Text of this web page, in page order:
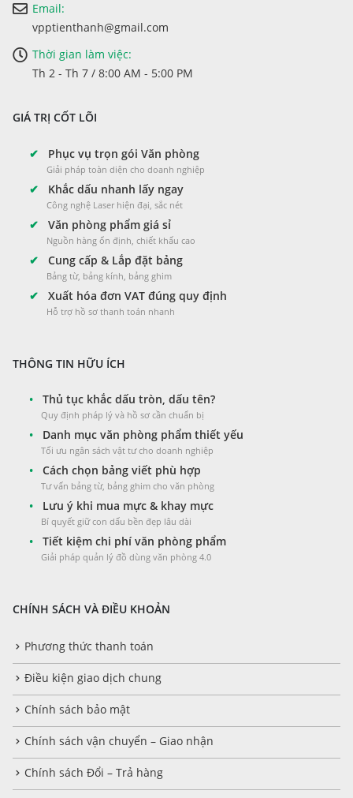
Email:
vpptienthanh@gmail.com
Thời gian làm việc:
Th 2 - Th 7 / 8:00 AM - 5:00 PM
GIÁ TRỊ CỐT LÕI
✔ Phục vụ trọn gói Văn phòng
Giải pháp toàn diện cho doanh nghiệp
✔ Khắc dấu nhanh lấy ngay
Công nghệ Laser hiện đại, sắc nét
✔ Văn phòng phẩm giá sỉ
Nguồn hàng ổn định, chiết khấu cao
✔ Cung cấp & Lắp đặt bảng
Bảng từ, bảng kính, bảng ghim
✔ Xuất hóa đơn VAT đúng quy định
Hỗ trợ hồ sơ thanh toán nhanh
THÔNG TIN HỮU ÍCH
• Thủ tục khắc dấu tròn, dấu tên?
Quy định pháp lý và hồ sơ cần chuẩn bị
• Danh mục văn phòng phẩm thiết yếu
Tối ưu ngân sách vật tư cho doanh nghiệp
• Cách chọn bảng viết phù hợp
Tư vấn bảng từ, bảng ghim cho văn phòng
• Lưu ý khi mua mực & khay mực
Bí quyết giữ con dấu bền đẹp lâu dài
• Tiết kiệm chi phí văn phòng phẩm
Giải pháp quản lý đồ dùng văn phòng 4.0
CHÍNH SÁCH VÀ ĐIỀU KHOẢN
Phương thức thanh toán
Điều kiện giao dịch chung
Chính sách bảo mật
Chính sách vận chuyển – Giao nhận
Chính sách Đổi – Trả hàng